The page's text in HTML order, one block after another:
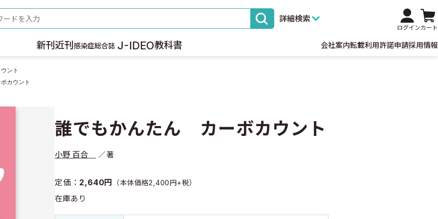
詳細検索
ログインカート
新刊 近刊 感染症総合誌 J-IDEO教科書 会社案内転載利用許諾申請採用情報
ント
カウント
誰でもかんたん カーボカウント
小野 百合 著
定価： 2,640円 （本体価格2,400円+税）
在庫あり